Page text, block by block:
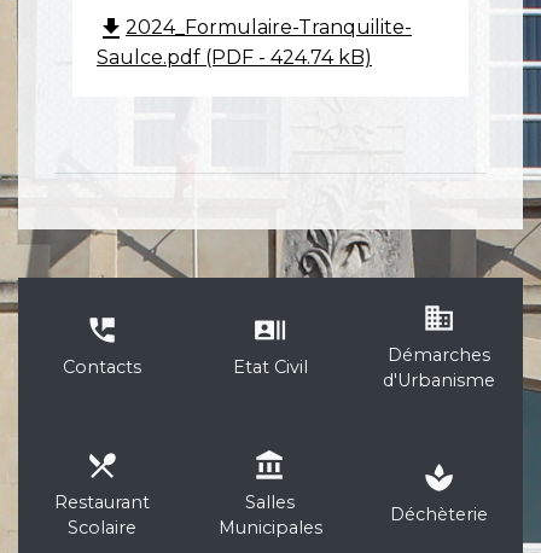
file_download 2024_Formulaire-Tranquilite-
Saulce.pdf (PDF - 424.74 kB)
perm_phone_msg
Contacts
recent_actors
Etat Civil
business
Démarches
d'Urbanisme
local_dining
Restaurant
Scolaire
account_balance
Salles
Municipales
spa
Déchèterie